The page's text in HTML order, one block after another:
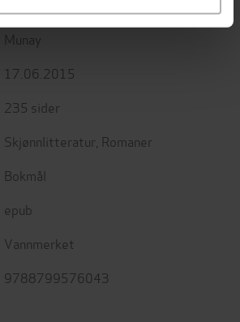
Munay
17.06.2015
235 sider
Skjønnlitteratur Romaner
Bokmål
epub
Vannmerket
9788799576043